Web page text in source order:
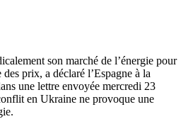
son marché de l’énergie pour
prix, a déclaré l’Espagne à la
une lettre envoyée mercredi 23
en Ukraine ne provoque une